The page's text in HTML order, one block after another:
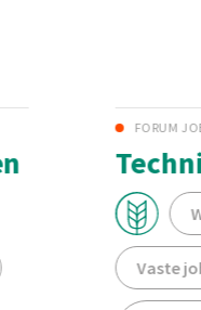
FORUM
Vaste